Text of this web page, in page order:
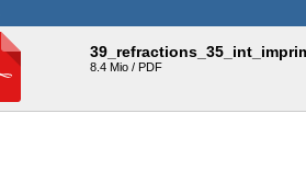
8.4 Mio / PDF